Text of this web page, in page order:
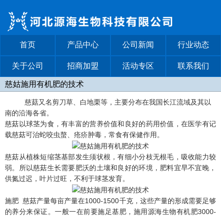
首页 产品中心 公司新闻 行业动态
关于公司 招商加盟 活动专区 联系我们
慈姑施用有机肥的技术
慈菇又名剪刀草、白地栗等，主要分布在我国长江流域及其以
南的沿海各省。
慈菇以球茎为食，有丰富的营养价值和良好的药用价值，在医学有记
载慈菇可治蛇咬虫螯、疮疥肿毒，常食有保健作用。
慈菇从植株短缩茎基部发生须状根，有细小分枝无根毛，吸收能力较
弱。所以慈菇生长需要肥沃的土壤和良好的环境，肥料宜早不宜晚，
供氮过迟，叶片过旺，不利于球茎发育。
施肥 慈菇产量每亩产量在1000-1500千克，这些产量的形成需要足够
的养分来保证。一般一在前要施足基肥，施用源海生物有机肥3000-